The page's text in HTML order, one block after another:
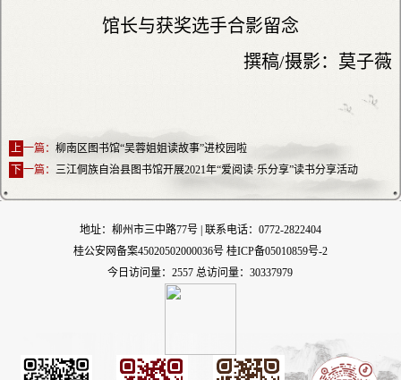
馆长与获奖选手合影留念
撰稿/摄影：莫子薇
上一篇： 柳南区图书馆“吴蓉姐姐读故事”进校园啦
下 一篇： 三江侗族自治县图书馆开展2021年“爱阅读·乐分享”读书分享活动
地址：柳州市三中路77号 | 联系电话：0772-2822404
桂公安网备案45020502000036号 桂ICP备05010859号-2
今日访问量：2557 总访问量：30337979